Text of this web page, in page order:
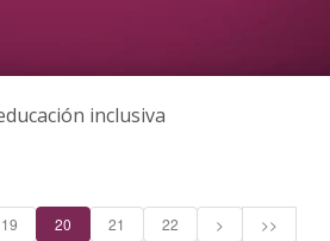
inclusiva
19 20 21 22 > >>